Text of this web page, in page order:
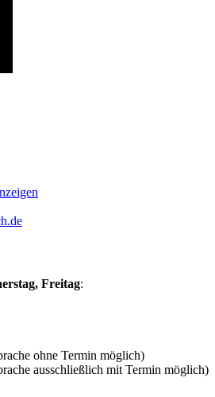
Freitag:
ohne Termin möglich)
ausschließlich mit Termin möglich)